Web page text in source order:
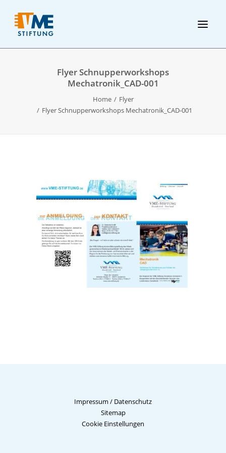
Flyer Schnupperworkshops
Mechatronik_CAD-001
Home
Flyer
Flyer Schnupperworkshops Mechatronik_CAD-001
Impressum / Datenschutz
Sitemap
Cookie Einstellungen